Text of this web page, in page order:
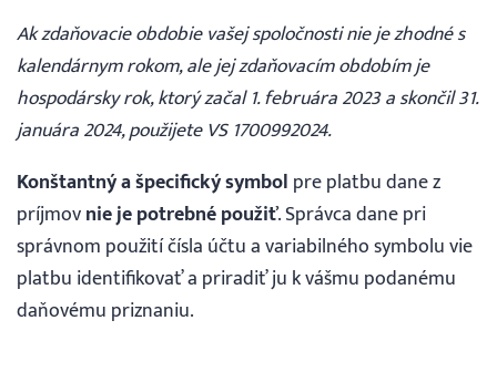
Ak zdaňovacie obdobie vašej spoločnosti nie je zhodné s
kalendárnym rokom, ale jej zdaňovacím obdobím je
hospodársky rok, ktorý začal 1. februára 2023 a skončil 31.
januára 2024, použijete VS 1700992024.
Konštantný a špecifický symbol pre platbu dane z
príjmovnie je potrebné použiť. Správca dane pri
správnom použití čísla účtu a variabilného symbolu vie
platbu identifikovať a priradiť ju k vášmu podanému
daňovému priznaniu.